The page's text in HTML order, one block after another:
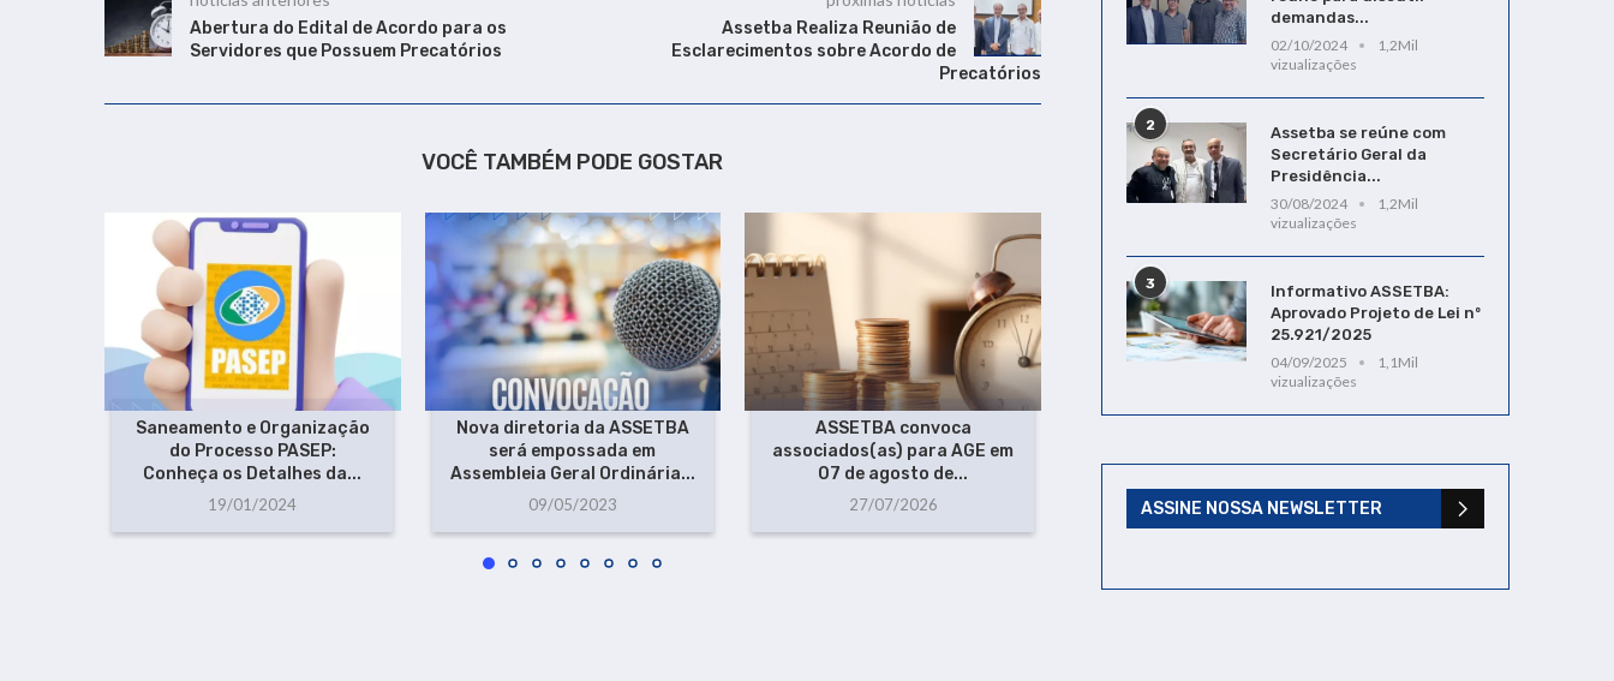
Abertura do Edital de Acordo para os
Servidores que Possuem Precatórios
Assetba Realiza Reunião de
Esclarecimentos sobre Acordo de
Precatórios
VOCÊ TAMBÉM PODE GOSTAR
Saneamento e Organização
do Processo PASEP:
Conheça os Detalhes da...
19/01/2024
Nova diretoria da ASSETBA
será empossada em
Assembleia Geral Ordinária...
09/05/2023
ASSETBA convoca
associados(as) para AGE em
07 de agosto de...
27/07/2026
PIS/PASEP
23/02/2022
demandas...
02/10/2024
1,2Mil
vizualizações
2
Assetba se reúne com
Secretário Geral da
Presidência...
30/08/2024
1,2Mil
vizualizações
3
Informativo ASSETBA:
Aprovado Projeto de Lei nº
25.921/2025
04/09/2025
1,1Mil
vizualizações
ASSINE NOSSA NEWSLETTER